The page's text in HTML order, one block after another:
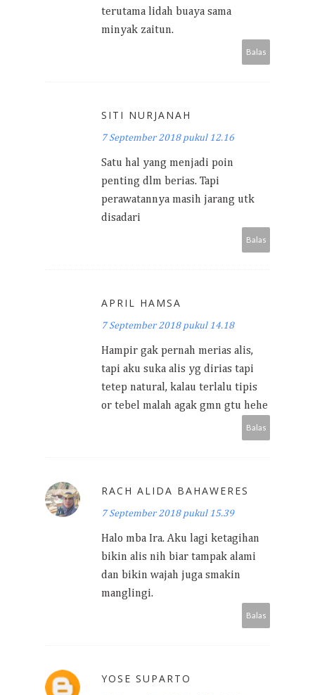
terutama lidah buaya sama
minyak zaitun.
Balas
SITI NURJANAH
7 September 2018 pukul 12.16
Satu hal yang menjadi poin
penting dlm berias. Tapi
perawatannya masih jarang utk
disadari
Balas
APRIL HAMSA
7 September 2018 pukul 14.18
Hampir gak pernah merias alis,
tapi aku suka alis yg dirias tapi
tetep natural, kalau terlalu tipis
or tebel malah agak gmn gtu hehe
Balas
RACH ALIDA BAHAWERES
7 September 2018 pukul 15.39
Halo mba Ira. Aku lagi ketagihan
bikin alis nih biar tampak alami
dan bikin wajah juga smakin
manglingi.
Balas
YOSE SUPARTO